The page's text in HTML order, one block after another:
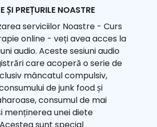
ȘI PREȚURILE NOASTRE
serviciilor Noastre - Curs
online - veți avea acces la
audio. Aceste sesiuni audio
care acoperă o serie de
mâncatul compulsiv,
de junk food și
consumul de mai
menținerea unei diete